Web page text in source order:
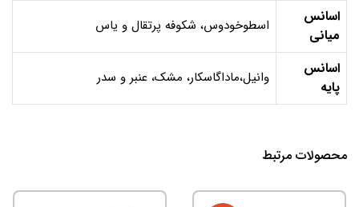
اسانس
میانی
اسطوخودوس، شکوفه پرتقال و یاس
اسانس
پایه
وانیل،ماداگاسکار، مشک، عنبر و سدر
محصولات مرتبط